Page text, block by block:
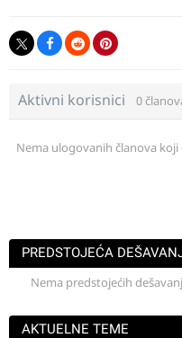
Aktivni korisnici 0
Nema ulogovanih članova
PREDSTOJEĆA
Nema predstojećih
AKTUELNE TEME